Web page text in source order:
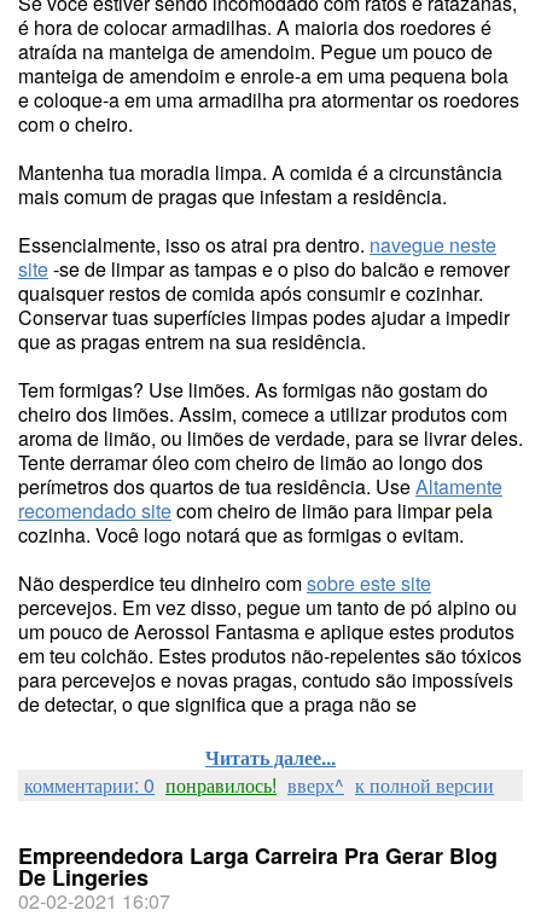
é hora de colocar armadilhas. A maioria dos roedores é
atraída na manteiga de amendoim. Pegue um pouco de
manteiga de amendoim e enrole-a em uma pequena bola
e coloque-a em uma armadilha pra atormentar os roedores
com o cheiro.
Mantenha tua moradia limpa. A comida é a circunstância
mais comum de pragas que infestam a residência.
Essencialmente, isso os atrai pra dentro. navegue neste
site-se de limpar as tampas e o piso do balcão e remover
quaisquer restos de comida após consumir e cozinhar.
Conservar tuas superfícies limpas podes ajudar a impedir
que as pragas entrem na sua residência.
Tem formigas? Use limões. As formigas não gostam do
cheiro dos limões. Assim, comece a utilizar produtos com
aroma de limão, ou limões de verdade, para se livrar deles.
Tente derramar óleo com cheiro de limão ao longo dos
perímetros dos quartos de tua residência. UseAltamente
recomendado sitecom cheiro de limão para limpar pela
cozinha. Você logo notará que as formigas o evitam.
Não desperdice teu dinheiro comsobre este site
percevejos. Em vez disso, pegue um tanto de pó alpino ou
um pouco de Aerossol Fantasma e aplique estes produtos
em teu colchão. Estes produtos não-repelentes são tóxicos
para percevejos e novas pragas, contudo são impossíveis
de detectar, o que significa que a praga não se
Читать далее...
комментарии: 0 понравилось! вверх^ к полной версии
Empreendedora Larga Carreira Pra Gerar Blog
De Lingeries
02-02-2021 16:07